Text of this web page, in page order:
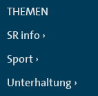
THEMEN
SR info
Sport
Unterhaltung